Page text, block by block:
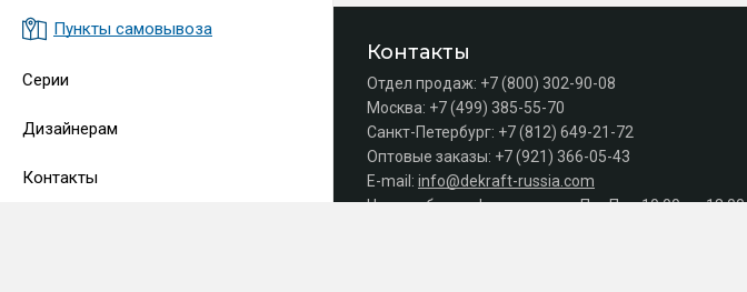
Пункты самовывоза
Серии
Дизайнерам
Контакты
Контакты
Отдел продаж: +7 (800) 302-90-08
Москва: +7 (499) 385-55-70
Санкт-Петербург: +7 (812) 649-21-72
Оптовые заказы: +7 (921) 366-05-43
E-mail: info@dekraft-russia.com
Часы работы офиса продаж: Пн–Пт с 10:00 до 18:00